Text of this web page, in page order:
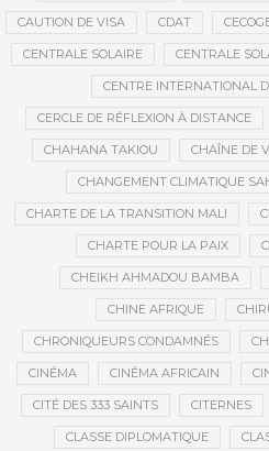
CAUTION DE VISA CDAT
CENTRALE SOLAIRE CENTRALE
CENTRE INTERNATIONAL
CERCLE DE RÉFLEXION À DISTANCE
CHAHANA TAKIOU CHAÎNE DE
CHANGEMENT CLIMATIQUE
CHARTE DE LA TRANSITION MALI
CHARTE POUR LA PAIX
CHEIKH AHMADOU BAMBA
CHINE AFRIQUE
CHRONIQUEURS CONDAMNÉS
CINÉMA CINÉMA AFRICAIN
CITÉ DES 333 SAINTS CITERNES
CLASSE DIPLOMATIQUE